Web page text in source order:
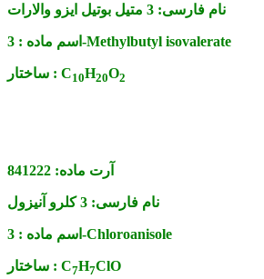
نام فارسی: 3 متیل بوتیل ایزو والارات
اسم ماده : 3-Methylbutyl isovalerate
ساختار : C10H20O2
آرت ماده: 841222
نام فارسی: 3 کلرو آنیزول
اسم ماده : 3-Chloroanisole
ساختار : C7H7ClO